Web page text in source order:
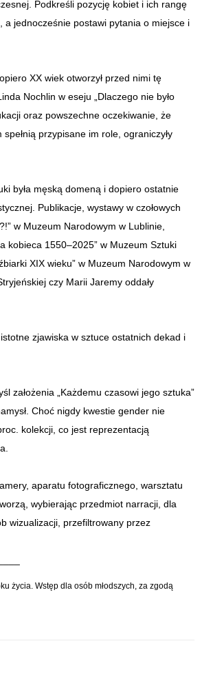
Podkreśli pozycję kobiet i ich rangę
a jednocześnie postawi pytania o miejsce i
XX wiek otworzył przed nimi tę
Nochlin w eseju „Dlaczego nie było
oraz powszechne oczekiwanie, że
przypisane im role, ograniczyły
była męską domeną i dopiero ostatnie
Publikacje, wystawy w czołowych
w Muzeum Narodowym w Lublinie,
kobieca 1550–2025” w Muzeum Sztuki
XIX wieku” w Muzeum Narodowym w
czy Marii Jaremy oddały
zjawiska w sztuce ostatnich dekad i
założenia „Każdemu czasowi jego sztuka”
Choć nigdy kwestie gender nie
kolekcji, co jest reprezentacją
aparatu fotograficznego, warsztatu
wybierając przedmiot narracji, dla
wizualizacji, przefiltrowany przez
życia. Wstęp dla osób młodszych, za zgodą